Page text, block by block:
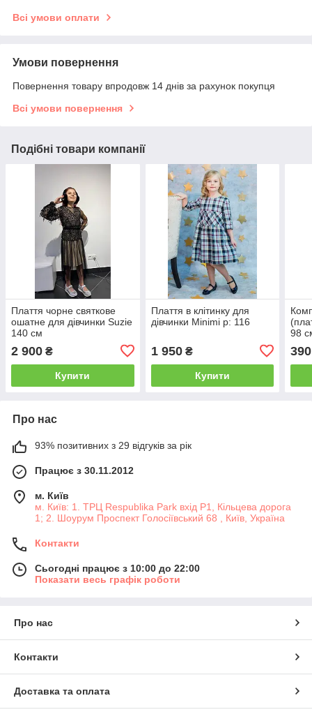
Всі умови оплати
Умови повернення
Повернення товару впродовж 14 днів за рахунок покупця
Всі умови повернення
Подібні товари компанії
Плаття чорне святкове
ошатне для дівчинки Suzie
140 см
2 900 ₴
Купити
Плаття в клітинку для
дівчинки Minimi р: 116
1 950₴
Купити
98
390
Про нас
93% позитивних з 29 відгуків за рік
Працює з 30.11.2012
м. Київ
м. Київ: 1. ТРЦ Respublika Park вхід P1, Кільцева дорога
1; 2. Шоурум Проспект Голосіївський 68 , Київ, Україна
Контакти
Сьогодні працює з 10:00 до 22:00
Показати весь графік роботи
Про нас
Контакти
Доставка та оплата